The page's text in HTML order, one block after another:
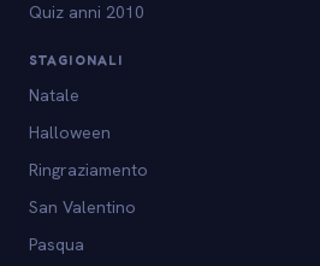
Quiz anni 2010
STAGIONALI
Natale
Halloween
Ringraziamento
San Valentino
Pasqua